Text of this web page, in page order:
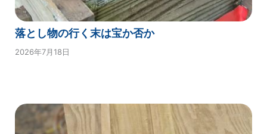
落とし物の行く末は宝か否か
2026年7月18日